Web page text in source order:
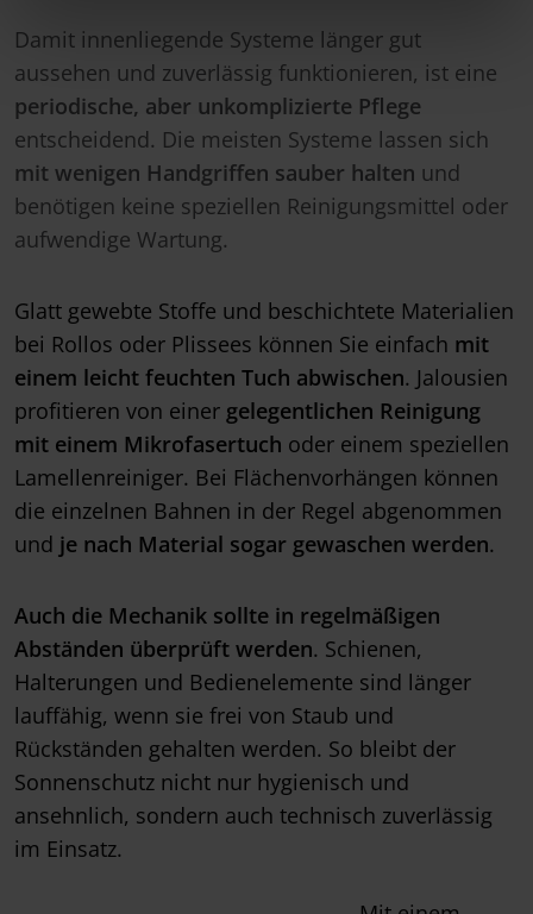
Damit innenliegende Systeme länger gut
aussehen und zuverlässig funktionieren, ist eine
periodische, aber unkomplizierte Pflege
entscheidend. Die meisten Systeme lassen sich
mit wenigen Handgriffen sauber halten und
benötigen keine speziellen Reinigungsmittel oder
aufwendige Wartung.
Glatt gewebte Stoffe und beschichtete Materialien
bei Rollos oder Plissees können Sie einfach mit
einem leicht feuchten Tuch abwischen. Jalousien
profitieren von einer gelegentlichen Reinigung
mit einem Mikrofasertuch oder einem speziellen
Lamellenreiniger. Bei Flächenvorhängen können
die einzelnen Bahnen in der Regel abgenommen
und je nach Material sogar gewaschen werden.
Auch die Mechanik sollte in regelmäßigen
Abständen überprüft werden. Schienen,
Halterungen und Bedienelemente sind länger
lauffähig, wenn sie frei von Staub und
Rückständen gehalten werden. So bleibt der
Sonnenschutz nicht nur hygienisch und
ansehnlich, sondern auch technisch zuverlässig
im Einsatz.